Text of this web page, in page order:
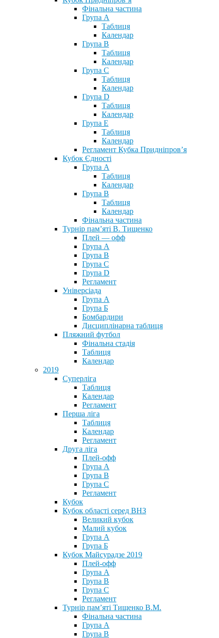
Фінальна частина
Група А
Таблиця
Календар
Група В
Таблиця
Календар
Група С
Таблиця
Календар
Група D
Таблиця
Календар
Група Е
Таблиця
Календар
Регламент Кубка Придніпров’я
Кубок Єдності
Група А
Таблиця
Календар
Група В
Таблиця
Календар
Фінальна частина
Турнір пам’яті В. Тищенко
Плей — офф
Група А
Група B
Група С
Група D
Регламент
Універсіада
Група А
Група Б
Бомбардири
Дисциплінарна таблиця
Пляжний футбол
Фінальна стадія
Таблиця
Календар
2019
Суперліга
Таблиця
Календар
Регламент
Перша ліга
Таблиця
Календар
Регламент
Друга ліга
Плей-офф
Група А
Група В
Група С
Регламент
Кубок
Кубок області серед ВНЗ
Великий кубок
Малий кубок
Група А
Група Б
Кубок Майсурадзе 2019
Плей-офф
Група А
Група В
Група С
Регламент
Турнір пам’яті Тищенко В.М.
Фінальна частина
Група А
Група В